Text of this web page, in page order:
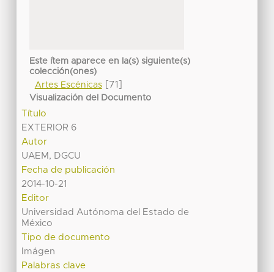
Este ítem aparece en la(s) siguiente(s)
colección(ones)
Artes Escénicas[71]
Visualización del Documento
Título
EXTERIOR 6
Autor
UAEM, DGCU
Fecha de publicación
2014-10-21
Editor
Universidad Autónoma del Estado de
México
Tipo de documento
Imágen
Palabras clave